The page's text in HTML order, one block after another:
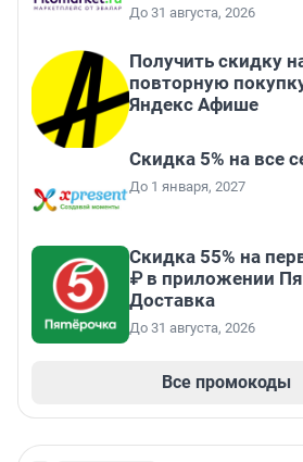
До 31 августа, 2026
Получить скидку
повторную
Яндекс Афише
Скидка 5% на все
До 1 января, 2027
Скидка 55% на
₽ в приложении
Доставка
До 31 августа, 2026
Все промокоды